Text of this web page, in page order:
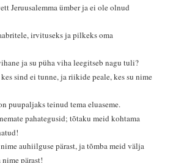
Jeruusalemma ümber ja ei ole olnud
irvituseks ja pilkeks oma
ja su püha viha leegitseb nagu tuli?
sind ei tunne, ja riikide peale, kes su nime
puupaljaks teinud tema eluaseme.
pahategusid; tõtaku meid kohtama
auhiilguse pärast, ja tõmba meid välja
pärast!